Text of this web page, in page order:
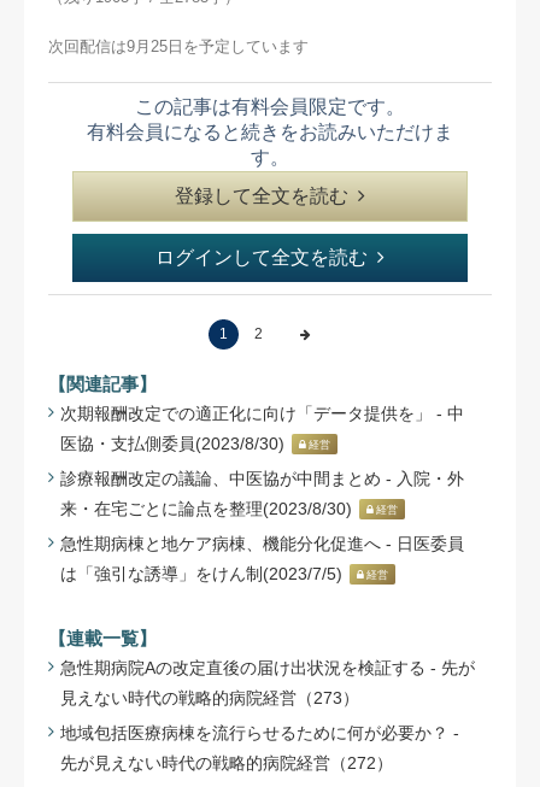
次回配信は9月25日を予定しています
この記事は有料会員限定です。
有料会員になると続きをお読みいただけま
す。
登録して全文を読む
ログインして全文を読む
1 2
【関連記事】
次期報酬改定での適正化に向け「データ提供を」 - 中
医協・支払側委員(2023/8/30)
経営
診療報酬改定の議論、中医協が中間まとめ - 入院・外
来・在宅ごとに論点を整理(2023/8/30)
経営
急性期病棟と地ケア病棟、機能分化促進へ - 日医委員
は「強引な誘導」をけん制(2023/7/5)
経営
【連載一覧】
急性期病院Aの改定直後の届け出状況を検証する - 先が
見えない時代の戦略的病院経営（273）
地域包括医療病棟を流行らせるために何が必要か？ -
先が見えない時代の戦略的病院経営（272）